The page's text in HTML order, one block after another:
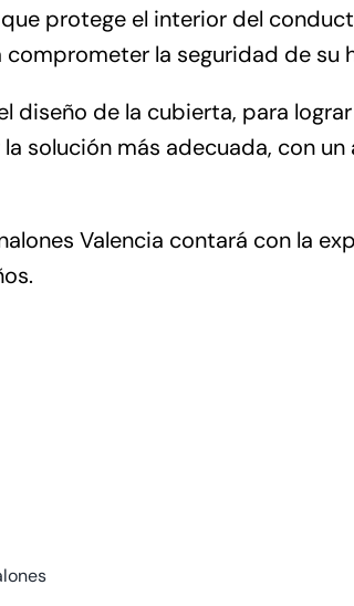
protege el interior del
la seguridad de su
diseño de la cubierta, para
solución más adecuada, con
Valencia contará con la